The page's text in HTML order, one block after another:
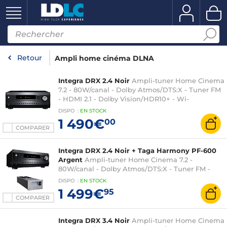
Retour Ampli home cinéma DLNA
COMPARER
Integra DRX 2.4 Noir Ampli-tuner Home Cinema
7.2 - 80W/canal - Dolby Atmos/DTS:X - Tuner FM
- HDMI 2.1 - Dolby Vision/HDR10+ - Wi-
Fi/Bluetooth/AirPlay 2 - Multiroom
DISPO : EN STOCK
1 490€00
COMPARER
Integra DRX 2.4 Noir + Taga Harmony PF-600
Argent Ampli-tuner Home Cinema 7.2 -
80W/canal - Dolby Atmos/DTS:X - Tuner FM -
HDMI 2.1 - Dolby Vision/HDR10+ - Wi-
Fi/Bluetooth/AirPlay 2 - Multiroom + 3 prises
directes avec affichage du statut de phase
DISPO : EN STOCK
1 499€95
Integra DRX 3.4 Noir Ampli-tuner Home Cinema